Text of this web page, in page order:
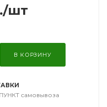
/шт
В КОРЗИНУ
самовывоза